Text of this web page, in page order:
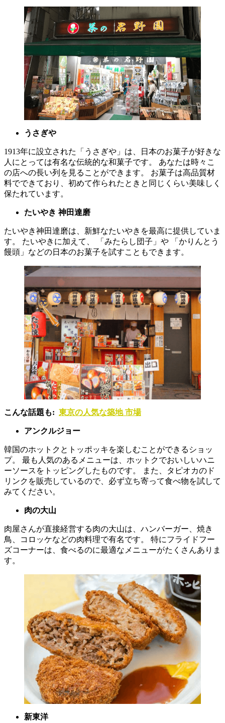
うさぎや
1913年に設立された「うさぎや」は、日本のお菓子が好きな
人にとっては有名な伝統的な和菓子です。 あなたは時々こ
の店への長い列を見ることができます。 お菓子は高品質材
料でできており、初めて作られたときと同じくらい美味しく
保たれています。
たいやき 神田達磨
たいやき神田達磨は、新鮮なたいやきを最高に提供していま
す。 たいやきに加えて、 「みたらし団子」や 「かりんとう
饅頭」などの日本のお菓子を試すこともできます。
こんな話題も: 東京の人気な築地 市場
アンクルジョー
韓国のホットクとトッポッキを楽しむことができるショッ
プ。 最も人気のあるメニューは、ホットクでおいしいハニ
ーソースをトッピングしたものです。 また、タピオカのド
リンクを販売しているので、必ず立ち寄って食べ物を試して
みてください。
肉の大山
肉屋さんが直接経営する肉の大山は、ハンバーガー、焼き
鳥、コロッケなどの肉料理で有名です。 特にフライドフー
ズコーナーは、食べるのに最適なメニューがたくさんありま
す。
新東洋